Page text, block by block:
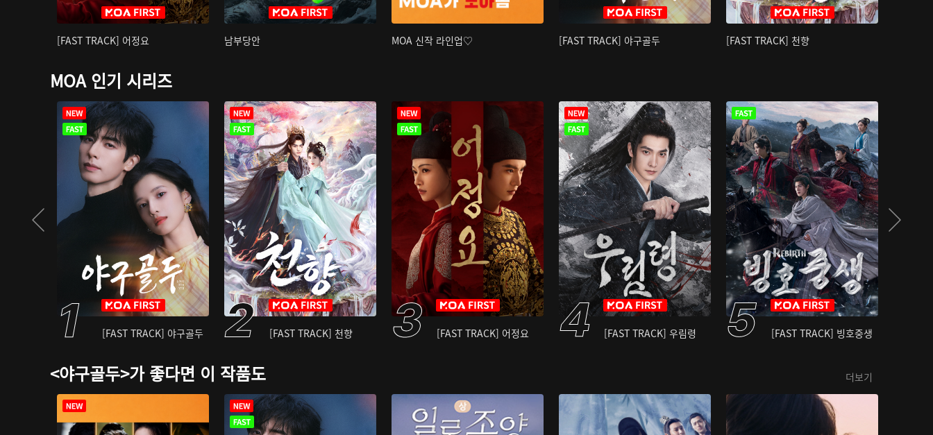
[FAST TRACK] 어정요 남부당안 MOA 신작 라인업♡ [FAST TRACK] 야구골두 [FAST TRACK] 천향
MOA 인기 시리즈
[FAST TRACK] 야구골두 [FAST TRACK] 천향 [FAST TRACK] 어정요 [FAST TRACK] 우림령 [FAST TRACK] 빙호중생
<야구골두>가 좋다면 이 작품도 더보기